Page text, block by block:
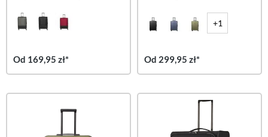
Od 169,95 zł*
+1
Od 299,95 zł*